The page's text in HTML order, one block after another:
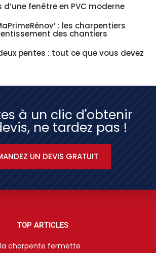
fenêtre en PVC moderne
: les charpentiers
des chantiers
pentes : tout ce que vous devez
à un clic d'obtenir
ne tardez pas !
UN DEVIS GRATUIT
TOP ARTICLES
charpente fermette